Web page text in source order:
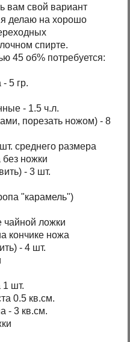
вам свой вариант
я делаю на хорошо
спирте.
45 об% потребуется:
5 гр.
- 1.5 ч.л.
порезать ножом) - 8
среднего размера
ножки
- 3 шт.
"карамель")
чайной ложки
кончике ножа
- 4 шт.
шт.
0.5 кв.см.
- 3 кв.см.